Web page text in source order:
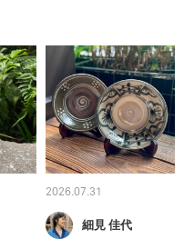
2026.07.31
細見 佳代